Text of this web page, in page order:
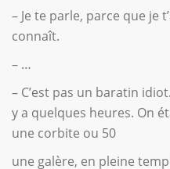
– Je te parle, parce que je
connaît.
– …
– C’est pas un baratin
y a quelques heures. On
une corbite ou 50
une galère, en pleine